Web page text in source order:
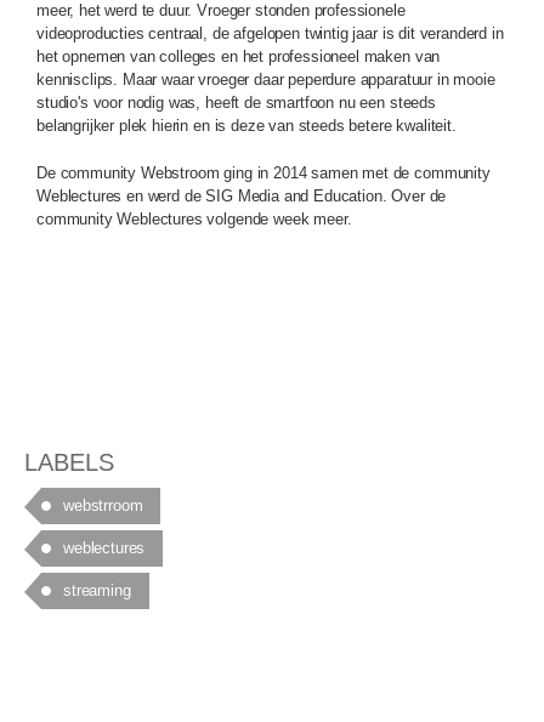
meer, het werd te duur. Vroeger stonden professionele
videoproducties centraal, de afgelopen twintig jaar is dit veranderd in
het opnemen van colleges en het professioneel maken van
kennisclips. Maar waar vroeger daar peperdure apparatuur in mooie
studio's voor nodig was, heeft de smartfoon nu een steeds
belangrijker plek hierin en is deze van steeds betere kwaliteit.
De community Webstroom ging in 2014 samen met de community
Weblectures en werd de SIG Media and Education. Over de
community Weblectures volgende week meer.
LABELS
webstrroom
weblectures
streaming